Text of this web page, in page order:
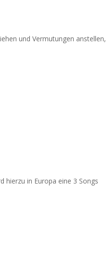
und Vermutungen anstellen,
hierzu in Europa eine 3 Songs